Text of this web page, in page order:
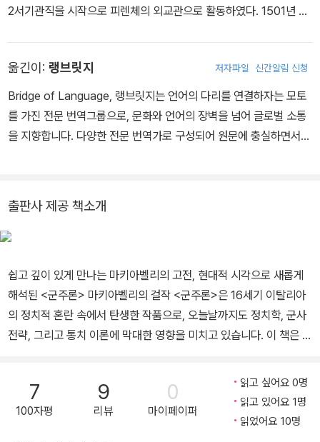
적용했습니다. 히틀러는 여러 국제 조약을 깨고 자신의 침략 정책을
을 가질 수 있음을 보여줍니다.
그러나 현대 민주주의 사회에서는 마키아벨리의 주장이 많은 한계를
드러냅니다. 오늘날의 정치와 외교에서는 신뢰와 투명성이 중요한 가
치로 자리 잡고 있습니다. 지도자나 국가가 약속을 깨고 기만적인 행
아벨리의 접근법이 현대 정치 환경에서는 적용되기 어렵다는 것을 보
여줍니다.
2서기관직을 시작으로 피렌체의 외교관으로 활동하였다. 1501년 마
한 논고』 『독일과 황제에 관한 논고』 등 다수의 외교 관련 원고를 집
필하였다. 그러나 1512년 스페인 군대에 의해 피렌체가 함락되면서
공직에서 축출되어 1513년 반역 음모 혐의로 재판과 고문을 받고 투
옥되었다. 이후 석방되어 피렌체 남쪽 근교의 산트 안드레아 농장에
1521년 『전술론』 출간에 이어 1525년 성직자들의 타락을 조롱한 희
곡 『맨드레이크』가 베네치아에서 공연되어 칭송을 받았다. 이후 피렌
파견되면서 복권을 노렸으나 메디치 군주정이 붕괴되고 공화정이 복
원되면서 그 뜻을 이루지 못하고 1527년 6월 사망하였다. 사망 후 산
타크로체 교회에 매장되었으며, 사후에 『로마사 논고』 『군주론』 『피
렌체사』 등의 저서가 출간되었다.
옮긴이: 랭브릿지 저자파일 신간알림 신청
Bridge of Language, 랭브릿지는 언어의 다리를 연결하자는 모토
를 가진 전문 번역그룹으로, 문화와 언어의 장벽을 넘어 글로벌 소통
을 지향합니다. 다양한 전문 번역가로 구성되어 원문에 충실하면서도
출판사 제공 책소개
쉽고 깊이 있게 만나는 마키아벨리의 고전, 현대적 시각으로 새롭게
해석된 <군주론> 마키아벨리의 걸작 <군주론>은 16세기 이탈리아
의 정치적 혼란 속에서 탄생한 작품으로, 오늘날까지도 정치학, 군사
전략, 그리고 통치 이론에 막대한 영향을 미치고 있습니다. 이 책은 당
적인 통치 원칙과 군사 전략을 담고 있습니다. 그러나 이 깊이 있는 고
전을 처음 접하는 독자들에게는 그 복잡한 내용을 이해하는 데 어려
움이 있을 수 있습니다. 이번 번역본은 이러한 어려움을 해결하기 위
7
100자평
9
리뷰
0
마이페이퍼
읽고 싶어요 0명
읽고 있어요 1명
읽었어요 10명